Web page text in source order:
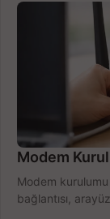
Modem
Modem kurulumu
bağlantısı,